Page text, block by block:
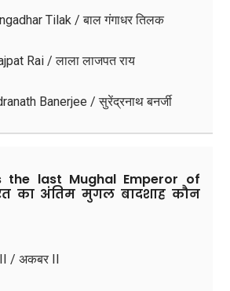
Tilak / बाल गंगाधर तिलक
Rai / लाला लाजपत राय
Banerjee / सुरेंद्रनाथ बनर्जी
the last Mughal Emperor of
का अंतिम मुगल बादशाह कौन
/ अकबर II